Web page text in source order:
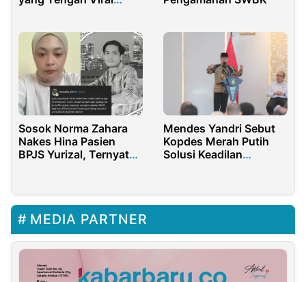
Rapat
Sosok Norma Zahara
Nakes Hina Pasien
BPJS Yurizal, Ternyata
Mendes Yandri Sebut
Kopdes Merah Putih
Solusi Keadilan
MEDIA PARTNER